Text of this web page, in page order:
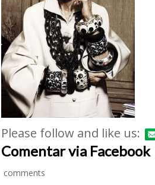
Please follow and like us:
Comentar via Facebook
comments